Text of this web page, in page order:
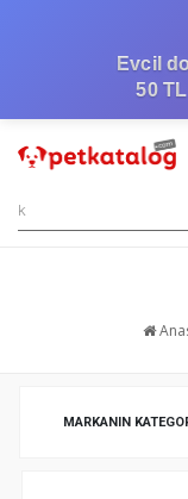
Evcil
50
MARKANIN